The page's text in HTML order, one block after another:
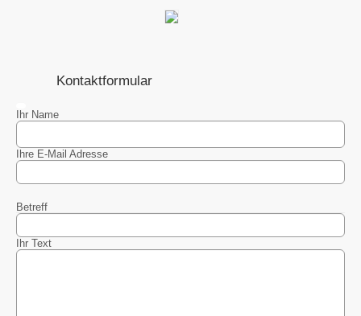
Kontaktformular
Ihr Name
Ihre E-Mail Adresse
Betreff
Ihr Text